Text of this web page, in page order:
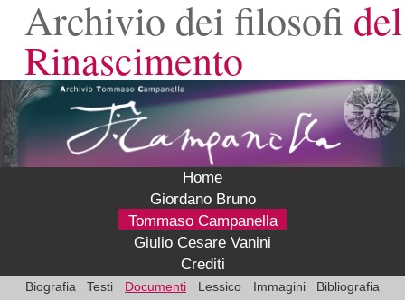
Archivio dei filosofi del
Rinascimento
Home
Giordano Bruno
Tommaso Campanella
Giulio Cesare Vanini
Crediti
Biografia Testi Documenti Lessico Immagini
Bibliografia